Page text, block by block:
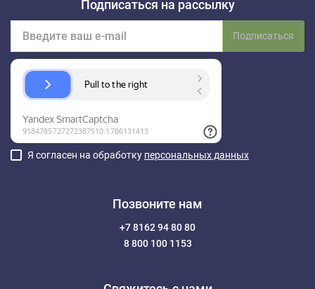
Подписаться на рассылку
Подписаться
Я согласен на обработку персональных данных
Позвоните нам
+7 8162 94 80 80
8 800 100 1153